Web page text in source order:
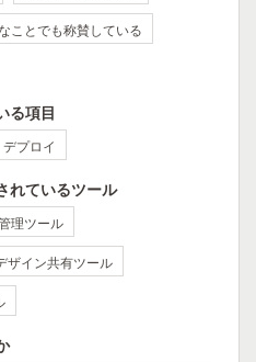
ことでも称賛している
る項目
デプロイ
れているツール
理ツール
ザイン共有ツール